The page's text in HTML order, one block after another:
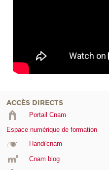
ACCÈS DIRECTS
Portail Cnam
Espace numérique de formation
Handi'cnam
Cnam blog